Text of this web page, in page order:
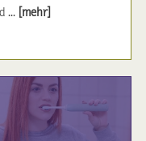
... [mehr]